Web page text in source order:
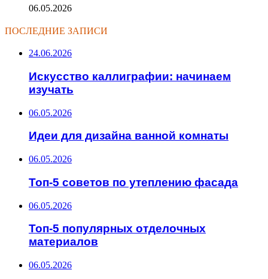
06.05.2026
ПОСЛЕДНИЕ ЗАПИСИ
24.06.2026
Искусство каллиграфии: начинаем
изучать
06.05.2026
Идеи для дизайна ванной комнаты
06.05.2026
Топ-5 советов по утеплению фасада
06.05.2026
Топ-5 популярных отделочных
материалов
06.05.2026